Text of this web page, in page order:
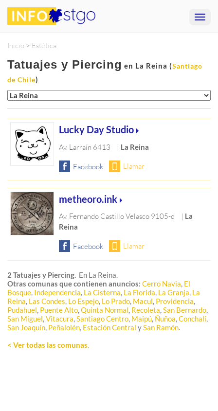
Inicio > Estética
Tatuajes y Piercing en La Reina (Santiago
de Chile)
Lucky Day Studio
Av. Larraín 6413 | La Reina
metheoro.ink
Av. Fernando Castillo Velasco 9105-d | La
Reina
2 Tatuajes y Piercing. En La Reina.
Otras comunas que contienen anuncios: Cerro Navia, El
Bosque, Independencia, La Cisterna, La Florida, La Granja, La
Reina, Las Condes, Lo Espejo, Lo Prado, Macul, Providencia,
Pudahuel, Puente Alto,Quinta Normal, Recoleta,San Bernardo,
San Miguel,Vitacura,Santiago Centro, Maipú, Ñuñoa,Conchalí,
San Joaquín, Peñalolén, Estación Central ySan Ramón.
< Ver todas las comunas.